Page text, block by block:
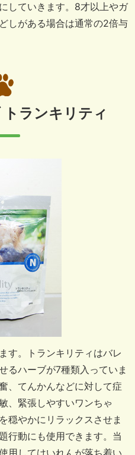
していきます。8才以上やガ
しがある場合は通常の2倍与
ランキリティ
す。
トランキリティはバレ
るハーブが7種類入っていま
、てんかんなどに対して症
、緊張しやすいワンちゃ
穏やかにリラックスさせま
行動にも使用できます。 当
用してけいれんが落ち着い